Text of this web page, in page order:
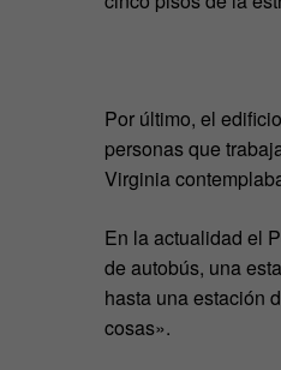
Por último, el
personas que
Virginia
En la actualidad el
de autobús, una
hasta una estación
cosas».